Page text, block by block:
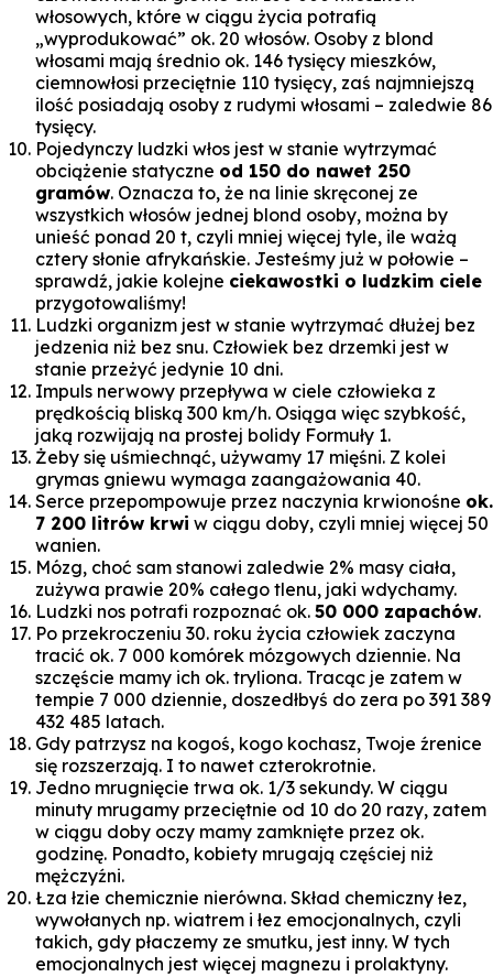
włosowych, które w ciągu życia potrafią
„wyprodukować” ok. 20 włosów. Osoby z blond
włosami mają średnio ok. 146 tysięcy mieszków,
ciemnowłosi przeciętnie 110 tysięcy, zaś najmniejszą
ilość posiadają osoby z rudymi włosami – zaledwie 86
tysięcy.
Pojedynczy ludzki włos jest w stanie wytrzymać
obciążenie statyczne od 150 do nawet 250
gramów. Oznacza to, że na linie skręconej ze
wszystkich włosów jednej blond osoby, można by
unieść ponad 20 t, czyli mniej więcej tyle, ile ważą
cztery słonie afrykańskie. Jesteśmy już w połowie –
sprawdź, jakie kolejne ciekawostki o ludzkim ciele
przygotowaliśmy!
Ludzki organizm jest w stanie wytrzymać dłużej bez
jedzenia niż bez snu. Człowiek bez drzemki jest w
stanie przeżyć jedynie 10 dni.
Impuls nerwowy przepływa w ciele człowieka z
prędkością bliską 300 km/h. Osiąga więc szybkość,
jaką rozwijają na prostej bolidy Formuły 1.
Żeby się uśmiechnąć, używamy 17 mięśni. Z kolei
grymas gniewu wymaga zaangażowania 40.
Serce przepompowuje przez naczynia krwionośne ok.
7 200 litrów krwi w ciągu doby, czyli mniej więcej 50
wanien.
Mózg, choć sam stanowi zaledwie 2% masy ciała,
zużywa prawie 20% całego tlenu, jaki wdychamy.
Ludzki nos potrafi rozpoznać ok. 50 000 zapachów.
Po przekroczeniu 30. roku życia człowiek zaczyna
tracić ok. 7 000 komórek mózgowych dziennie. Na
szczęście mamy ich ok. tryliona. Tracąc je zatem w
tempie 7 000 dziennie, doszedłbyś do zera po 391 389
432 485 latach.
Gdy patrzysz na kogoś, kogo kochasz, Twoje źrenice
się rozszerzają. I to nawet czterokrotnie.
Jedno mrugnięcie trwa ok. 1/3 sekundy. W ciągu
minuty mrugamy przeciętnie od 10 do 20 razy, zatem
w ciągu doby oczy mamy zamknięte przez ok.
godzinę. Ponadto, kobiety mrugają częściej niż
mężczyźni.
Łza łzie chemicznie nierówna. Skład chemiczny łez,
wywołanych np. wiatrem i łez emocjonalnych, czyli
takich, gdy płaczemy ze smutku, jest inny. W tych
emocjonalnych jest więcej magnezu i prolaktyny.